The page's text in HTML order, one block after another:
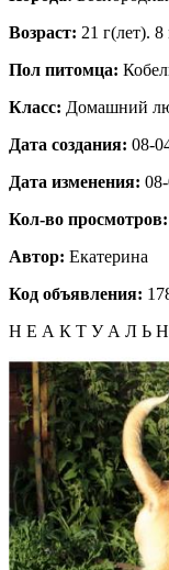
Возраст: 21 г(лет). 8
Пол питомца:
Класс: Домашний
Дата создания: 08-
Дата изменения:
Кол-во просмотров:
Автор: Екатерина
Код объявления:
Н Е А К Т У А Л Ь